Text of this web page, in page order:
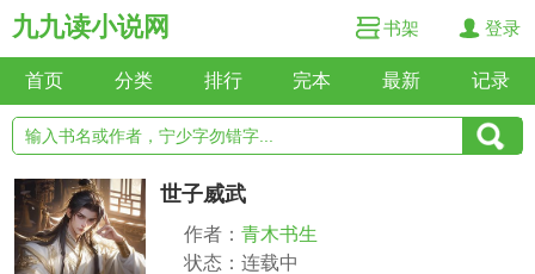
九九读小说网 书架 登录
首页 分类 排行 完本 最新 记录
世子威武
作者： 青木书生
状态：连载中